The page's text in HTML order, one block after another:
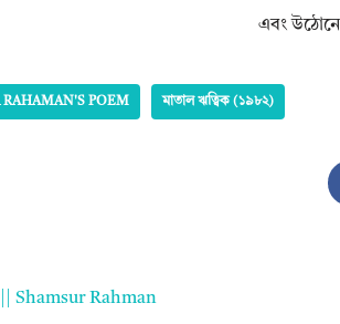
এবং উঠোনে
RAHAMAN'S POEM মাতাল ঋত্বিক (১৯৮২)
|| Shamsur Rahman